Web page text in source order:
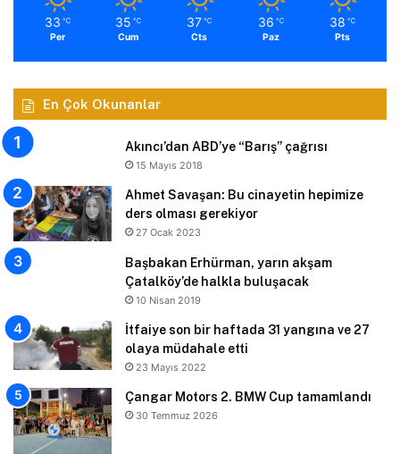
33 ℃
Per
35 ℃
Cum
37 ℃
Cts
36 ℃
Paz
38 ℃
Pts
En Çok Okunanlar
Akıncı’dan ABD’ye “Barış” çağrısı
15 Mayıs 2018
Ahmet Savaşan: Bu cinayetin hepimize
ders olması gerekiyor
27 Ocak 2023
Başbakan Erhürman, yarın akşam
Çatalköy’de halkla buluşacak
10 Nisan 2019
İtfaiye son bir haftada 31 yangına ve 27
olaya müdahale etti
23 Mayıs 2022
Çangar Motors 2. BMW Cup tamamlandı
30 Temmuz 2026